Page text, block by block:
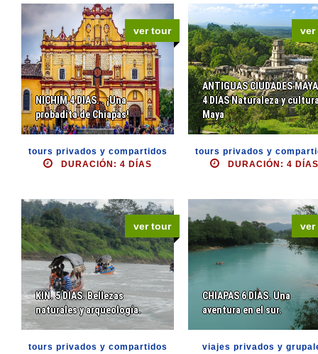
ver tour
NICHIM 4 DIAS. . ¡Una
probadita de Chiapas!
tours privados y compartidos
DURACIÓN: 4 DÍAS
ver
ANTIGUAS CIUDADES
4 DIAS Naturaleza y
Maya
tours privados y
DURACIÓN: 4 DÍAS
ver tour
KIN. 5 DIAS. Bellezas
naturales y arqueología.
tours privados y compartidos
ver
CHIAPAS 6 DIAS. Una
aventura en el sur.
viajes privados y